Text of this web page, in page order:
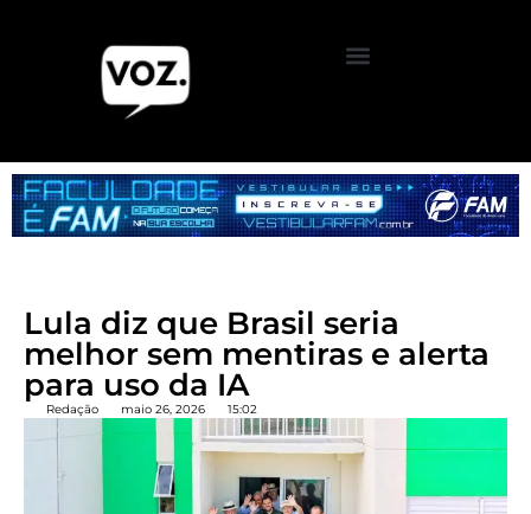
Lula diz que Brasil seria
melhor sem mentiras e alerta
para uso da IA
Redação maio 26, 2026 15:02